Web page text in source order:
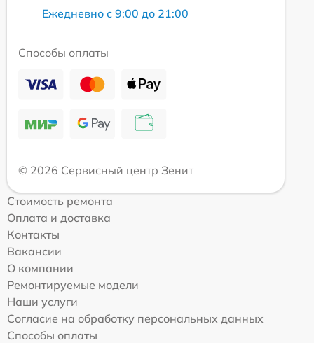
Ежедневно с 9:00 до 21:00
Способы оплаты
© 2026 Сервисный центр Зенит
Стоимость ремонта
Оплата и доставка
Контакты
Вакансии
О компании
Ремонтируемые модели
Наши услуги
Согласие на обработку персональных данных
Способы оплаты